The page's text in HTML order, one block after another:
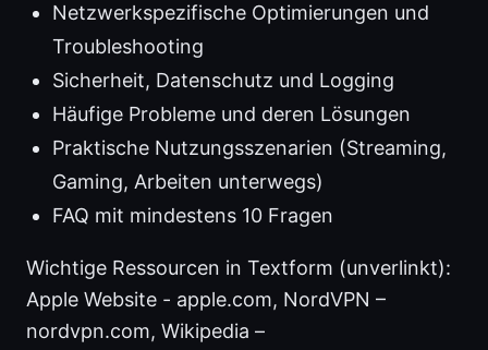
Netzwerkspezifische Optimierungen und
Troubleshooting
Sicherheit, Datenschutz und Logging
Häufige Probleme und deren Lösungen
Praktische Nutzungsszenarien (Streaming,
Gaming, Arbeiten unterwegs)
FAQ mit mindestens 10 Fragen
Wichtige Ressourcen in Textform (unverlinkt):
Apple Website - apple.com, NordVPN –
nordvpn.com, Wikipedia –